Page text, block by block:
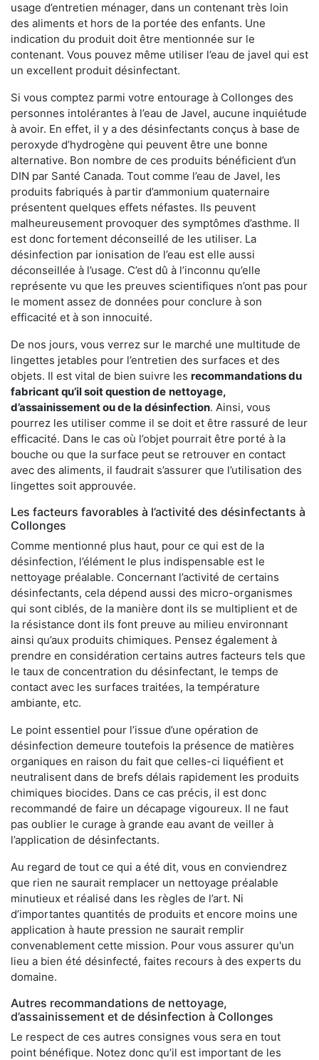
usage d’entretien ménager, dans un contenant très loin
des aliments et hors de la portée des enfants. Une
indication du produit doit être mentionnée sur le
contenant. Vous pouvez même utiliser l’eau de javel qui est
un excellent produit désinfectant.
Si vous comptez parmi votre entourage à Collonges des
personnes intolérantes à l’eau de Javel, aucune inquiétude
à avoir. En effet, il y a des désinfectants conçus à base de
peroxyde d’hydrogène qui peuvent être une bonne
alternative. Bon nombre de ces produits bénéficient d’un
DIN par Santé Canada. Tout comme l’eau de Javel, les
produits fabriqués à partir d’ammonium quaternaire
présentent quelques effets néfastes. Ils peuvent
malheureusement provoquer des symptômes d’asthme. Il
est donc fortement déconseillé de les utiliser. La
désinfection par ionisation de l’eau est elle aussi
déconseillée à l’usage. C’est dû à l’inconnu qu’elle
représente vu que les preuves scientifiques n’ont pas pour
le moment assez de données pour conclure à son
efficacité et à son innocuité.
De nos jours, vous verrez sur le marché une multitude de
lingettes jetables pour l’entretien des surfaces et des
objets. Il est vital de bien suivre les recommandations du
fabricant qu’il soit question de nettoyage,
d’assainissement ou de la désinfection. Ainsi, vous
pourrez les utiliser comme il se doit et être rassuré de leur
efficacité. Dans le cas où l’objet pourrait être porté à la
bouche ou que la surface peut se retrouver en contact
avec des aliments, il faudrait s’assurer que l’utilisation des
lingettes soit approuvée.
Les facteurs favorables à l’activité des désinfectants à
Collonges
Comme mentionné plus haut, pour ce qui est de la
désinfection, l’élément le plus indispensable est le
nettoyage préalable. Concernant l’activité de certains
désinfectants, cela dépend aussi des micro-organismes
qui sont ciblés, de la manière dont ils se multiplient et de
la résistance dont ils font preuve au milieu environnant
ainsi qu’aux produits chimiques. Pensez également à
prendre en considération certains autres facteurs tels que
le taux de concentration du désinfectant, le temps de
contact avec les surfaces traitées, la température
ambiante, etc.
Le point essentiel pour l’issue d’une opération de
désinfection demeure toutefois la présence de matières
organiques en raison du fait que celles-ci liquéfient et
neutralisent dans de brefs délais rapidement les produits
chimiques biocides. Dans ce cas précis, il est donc
recommandé de faire un décapage vigoureux. Il ne faut
pas oublier le curage à grande eau avant de veiller à
l’application de désinfectants.
Au regard de tout ce qui a été dit, vous en conviendrez
que rien ne saurait remplacer un nettoyage préalable
minutieux et réalisé dans les règles de l’art. Ni
d’importantes quantités de produits et encore moins une
application à haute pression ne saurait remplir
convenablement cette mission. Pour vous assurer qu'un
lieu a bien été désinfecté, faites recours à des experts du
domaine.
Autres recommandations de nettoyage,
d’assainissement et de désinfection à Collonges
Le respect de ces autres consignes vous sera en tout
point bénéfique. Notez donc qu’il est important de les